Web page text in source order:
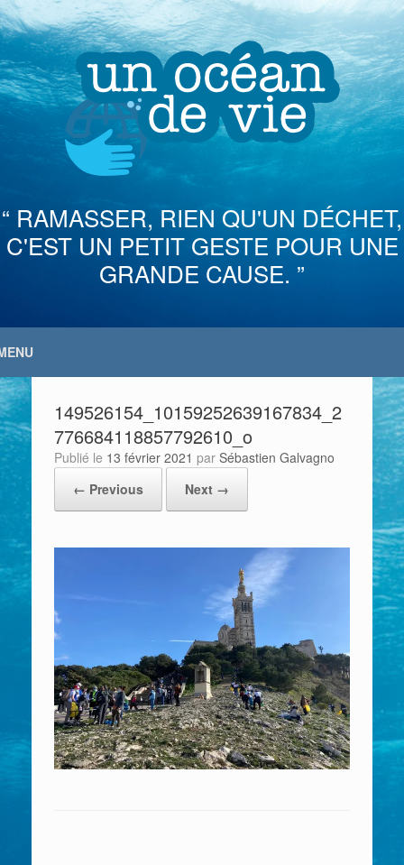
Skip
to
content
“ RAMASSER, RIEN QU'UN DÉCHET,
C'EST UN PETIT GESTE POUR UNE
GRANDE CAUSE. ”
149526154_10159252639167834_2
776684118857792610_o
Publié le 13 février 2021 par Sébastien Galvagno
← Previous
Next →